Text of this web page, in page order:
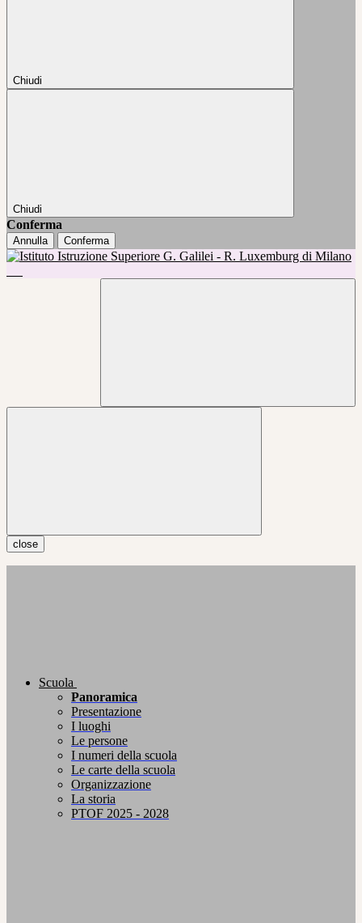
Chiudi
Chiudi
Conferma
Annulla Conferma
close
Scuola
Panoramica
Presentazione
I luoghi
Le persone
I numeri della scuola
Le carte della scuola
Organizzazione
La storia
PTOF 2025 - 2028